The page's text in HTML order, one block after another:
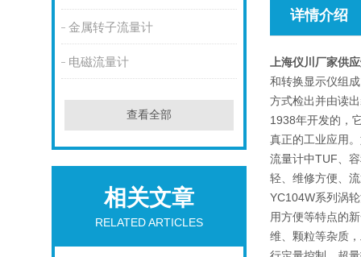
金属转子流量计
电磁流量计
查看全部
相关文章
RELATED ARTICLES
详情介绍
上海仪川厂家供
和转换显示仪组
方式检出并由读
1938年开发的，
真正的工业应用
流量计中TUF、
轻、维修方便、
YC104W系列涡
用方便等特点的
维、颗粒等杂质